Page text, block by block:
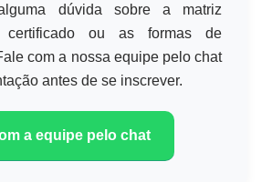
dúvida sobre a matriz
certificado ou as formas de
com a nossa equipe pelo chat
antes de se inscrever.
a equipe pelo chat